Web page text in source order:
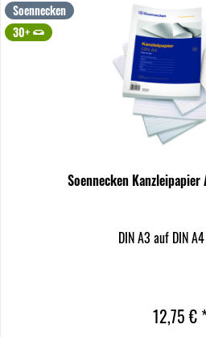
Soennecken
30+
Soennecken
DIN A3 auf DIN
12,75 €